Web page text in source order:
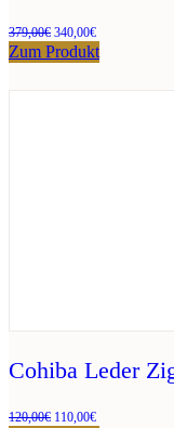
379,00€ Ursprünglicher
Preis
war:
340,00€Aktueller
Preis
ist:
Zum Produkt
Cohiba Leder
120,00€ Ursprünglicher
110,00€Aktueller